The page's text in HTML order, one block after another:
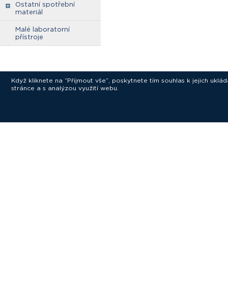
Ostatní spotřební
materiál
Malé laboratorní
přístroje
Když kliknete na “Přijmout vše”, poskytnete tím souhlas k jejich
stránce a s analýzou využití webu.